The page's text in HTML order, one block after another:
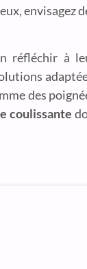
envisagez
réfléchir à
des
coulissante